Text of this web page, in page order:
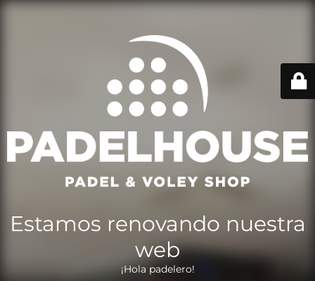
Estamos renovando nuestra
web
¡Hola padelero!